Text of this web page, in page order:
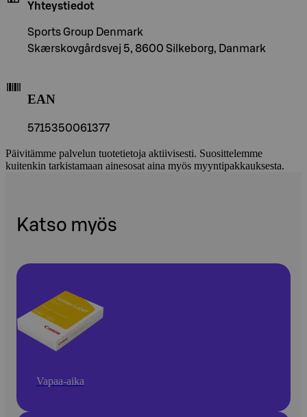
Yhteystiedot
Sports Group Denmark
Skærskovgårdsvej 5, 8600 Silkeborg, Danmark
EAN
5715350061377
Päivitämme palvelun tuotetietoja aktiivisesti. Suosittelemme
kuitenkin tarkistamaan ainesosat aina myös myyntipakkauksesta.
Katso myös
Vapaa-aika